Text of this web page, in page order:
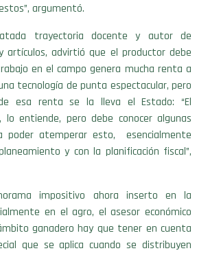
argumentó.
trayectoria docente y autor de
artículos, advirtió que el productor debe
en el campo genera mucha renta a
tecnología de punta espectacular, pero
esa renta se la lleva el Estado: “El
lo entiende, pero debe conocer algunas
poder atemperar esto, esencialmente
y con la planificación fiscal”,
impositivo ahora inserto en la
en el agro, el asesor económico
ganadero hay que tener en cuenta
que se aplica cuando se distribuyen